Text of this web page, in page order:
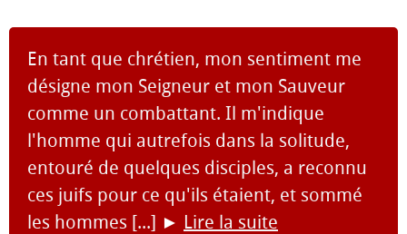
En tant que chrétien, mon sentiment me
désigne mon Seigneur et mon Sauveur
comme un combattant. Il m'indique
l'homme qui autrefois dans la solitude,
entouré de quelques disciples, a reconnu
ces juifs pour ce qu'ils étaient, et sommé
les hommes [...] ► Lire la suite